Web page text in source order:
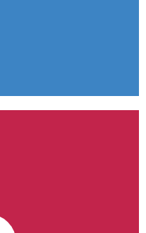
Temps d’Activités